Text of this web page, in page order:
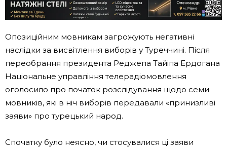
Опозиційним мовникам загрожують негативні
наслідки за висвітлення виборів у Туреччині. Після
переобрання президента Реджепа Тайіпа Ердогана
Національне управління телерадіомовлення
оголосило про початок розслідування щодо семи
мовників, які в ніч виборів передавали «принизливі
заяви» про турецький народ.
Спочатку було неясно, чи стосувалися ці заяви